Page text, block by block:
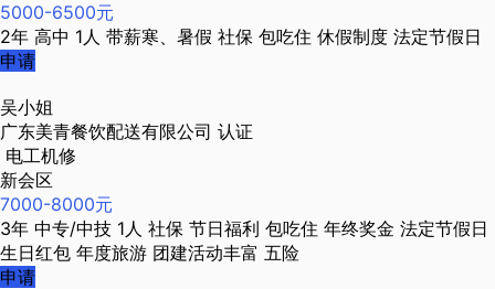
5000-6500元
2年 高中 1人 带薪寒、暑假 社保 包吃住 休假制度 法定节假日
申请
吴小姐
广东美青餐饮配送有限公司 认证
电工机修
新会区
7000-8000元
3年 中专/中技 1人 社保 节日福利 包吃住 年终奖金 法定节假日
生日红包 年度旅游 团建活动丰富 五险
申请